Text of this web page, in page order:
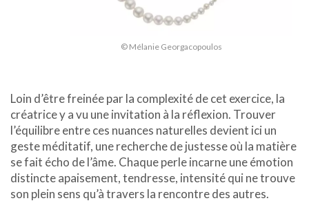
© Mélanie Georgacopoulos
Loin d’être freinée par la complexité de cet exercice, la
créatrice y a vu une invitation à la réflexion. Trouver
l’équilibre entre ces nuances naturelles devient ici un
geste méditatif, une recherche de justesse où la matière
se fait écho de l’âme. Chaque perle incarne une émotion
distincte apaisement, tendresse, intensité qui ne trouve
son plein sens qu’à travers la rencontre des autres.